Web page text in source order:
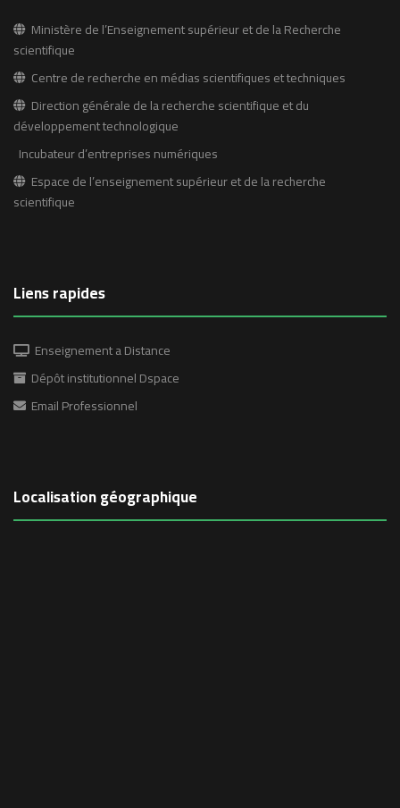
Ministère de l’Enseignement supérieur et de la Recherche
scientifique
Centre de recherche en médias scientifiques et techniques
Direction générale de la recherche scientifique et du
développement technologique
Incubateur d’entreprises numériques
Espace de l’enseignement supérieur et de la recherche
scientifique
Liens rapides
Enseignement a Distance
Dépôt institutionnel Dspace
Email Professionnel
Localisation géographique